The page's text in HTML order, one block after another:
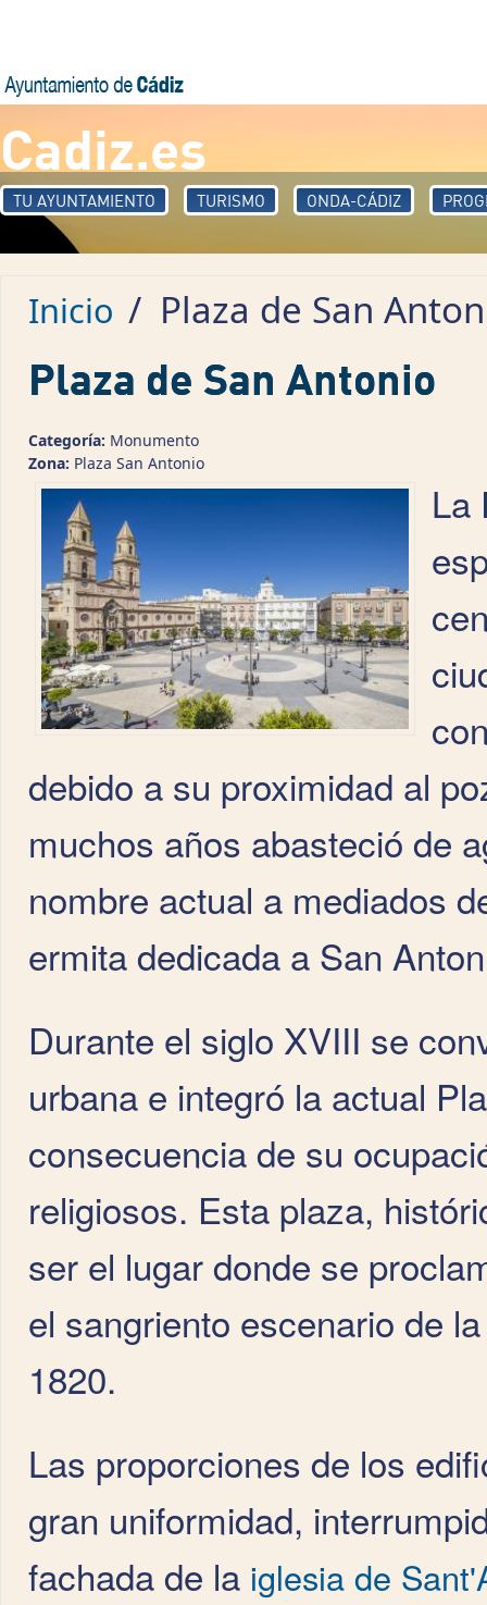
Cadiz.es
TU AYUNTAMIENTO TURISMO ONDA-CÁDIZ
Inicio / Plaza de San
Plaza de San Antonio
Categoría: Monumento
Zona: Plaza San Antonio
La
debido a su proximidad al
muchos años abasteció de
nombre actual a mediados
ermita dedicada a San
Durante el siglo XVIII se
urbana e integró la actual
consecuencia de su
religiosos. Esta plaza,
ser el lugar donde se
el sangriento escenario de
1820.
Las proporciones de los
gran uniformidad,
fachada de la iglesia de